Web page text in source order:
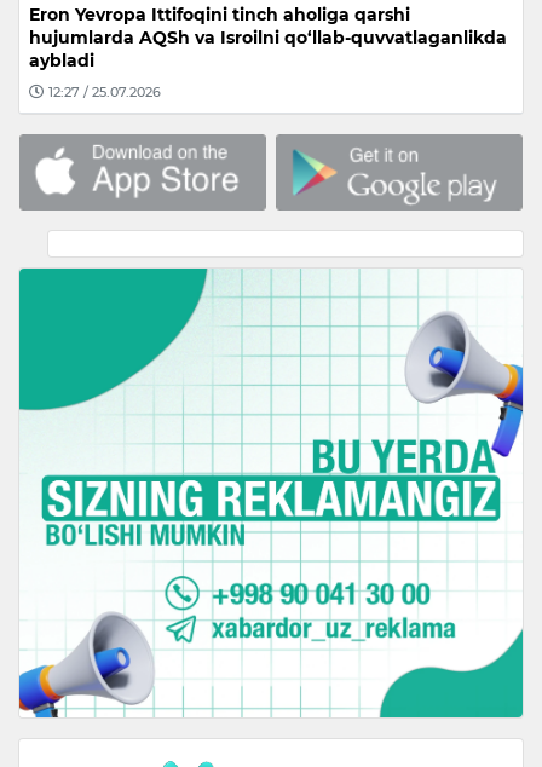
Eron Yevropa Ittifoqini tinch aholiga qarshi
hujumlarda AQSh va Isroilni qo‘llab-quvvatlaganlikda
aybladi
12:27 / 25.07.2026